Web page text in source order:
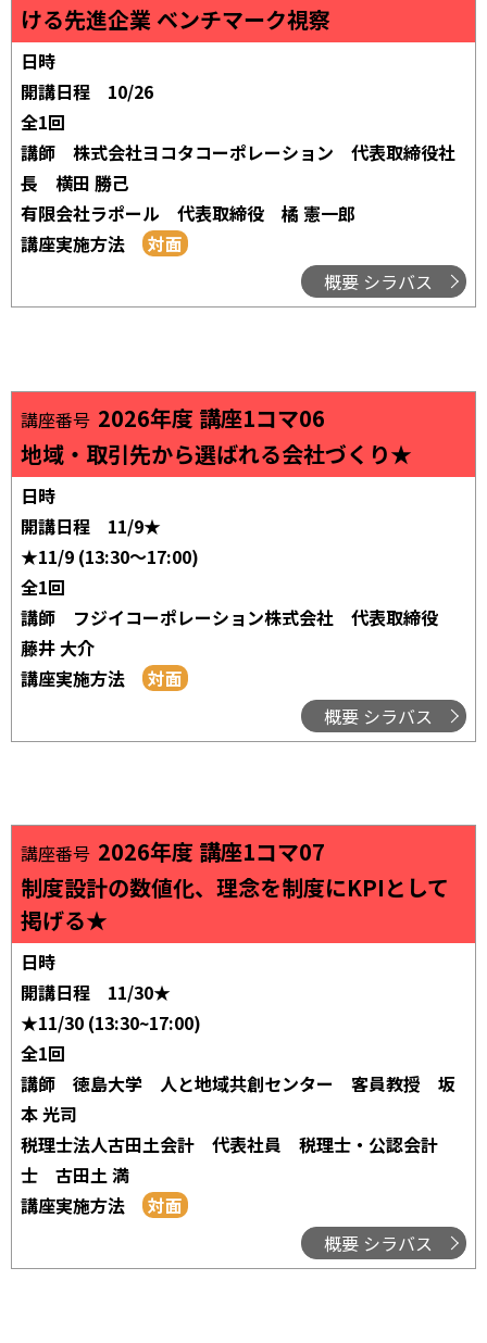
ける先進企業 ベンチマーク視察
日時
開講日程
10/26
全1回
講師
株式会社ヨコタコーポレーション 代表取締役社
長 横田 勝己
有限会社ラポール 代表取締役 橘 憲一郎
講座実施方法
概要 シラバス
講座番号 2026年度 講座1コマ06
地域・取引先から選ばれる会社づくり★
日時
開講日程
11/9★
★11/9 (13:30～17:00)
全1回
講師
フジイコーポレーション株式会社 代表取締役
藤井 大介
講座実施方法
概要 シラバス
講座番号 2026年度 講座1コマ07
制度設計の数値化、理念を制度にKPIとして
掲げる★
日時
開講日程
11/30★
★11/30 (13:30~17:00)
全1回
講師
徳島大学 人と地域共創センター 客員教授 坂
本 光司
税理士法人古田土会計 代表社員 税理士・公認会計
士 古田土 満
講座実施方法
概要 シラバス